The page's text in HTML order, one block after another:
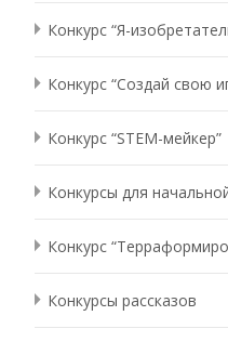
Конкурс “Я-
Конкурс “Создай свою
Конкурс “STEM-мейкер”
Конкурсы для
Конкурс
Конкурсы рассказов